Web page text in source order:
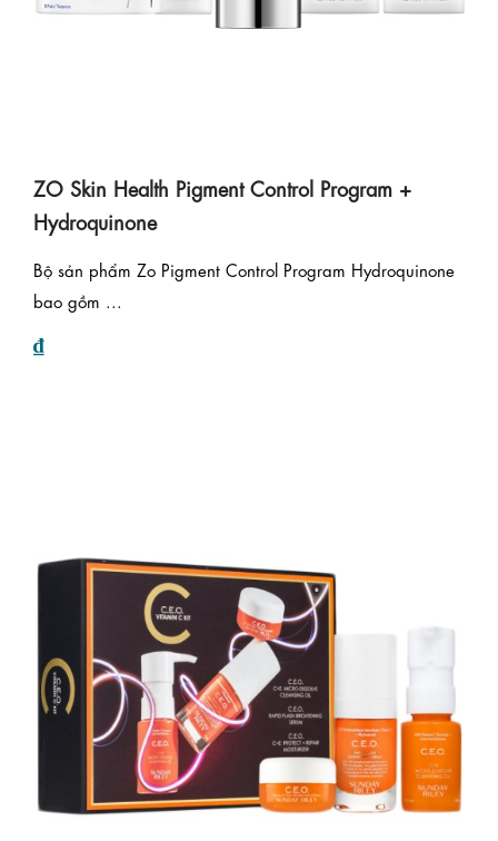
ZO Skin Health Pigment Control Program +
Hydroquinone
Bộ sản phẩm Zo Pigment Control Program Hydroquinone
bao gồm ...
₫